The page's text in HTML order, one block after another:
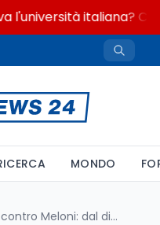
l'università italiana?
MONDO
Trump contro Meloni: dal dito puntato al silenzio, le tappe dello strappo